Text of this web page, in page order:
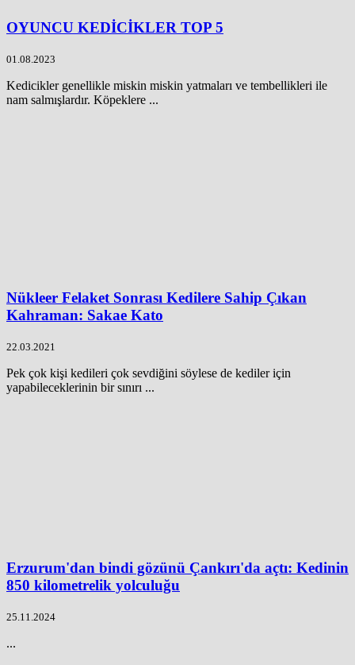
OYUNCU KEDİCİKLER TOP 5
01.08.2023
Kedicikler genellikle miskin miskin yatmaları ve tembellikleri ile
nam salmışlardır. Köpeklere ...
Nükleer Felaket Sonrası Kedilere Sahip Çıkan
Kahraman: Sakae Kato
22.03.2021
Pek çok kişi kedileri çok sevdiğini söylese de kediler için
yapabileceklerinin bir sınırı ...
Erzurum'dan bindi gözünü Çankırı'da açtı: Kedinin
850 kilometrelik yolculuğu
25.11.2024
...